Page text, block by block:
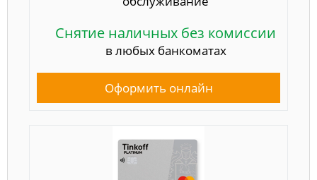
Снятие наличных без комиссии
в любых банкоматах
Оформить онлайн